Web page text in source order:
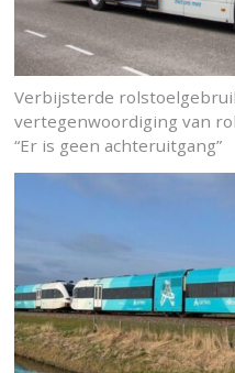
Verbijsterde
vertegenwoordiging van
“Er is geen achteruitgang”